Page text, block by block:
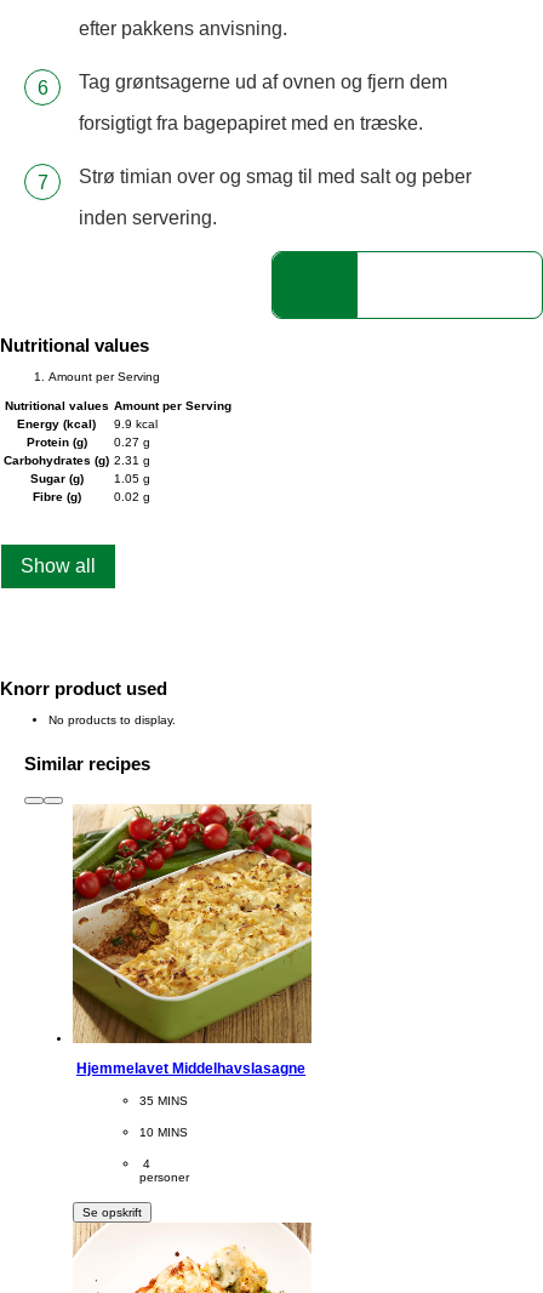
efter pakkens anvisning.
Tag grøntsagerne ud af ovnen og fjern dem
forsigtigt fra bagepapiret med en træske.
Strø timian over og smag til med salt og peber
inden servering.
Nutritional values
Amount per Serving
Nutritional values Amount per Serving
Energy (kcal)
9.9 kcal
Protein (g)
0.27 g
Carbohydrates (g) 2.31 g
Sugar (g)
1.05 g
Fibre (g)
0.02 g
Show all
Knorr product used
No products to display.
Similar recipes
1 to 3of 6
Hjemmelavet Middelhavslasagne
CookingTime
35 MINS
PreparationTime
10 MINS
Servings
4
personer
Se opskrift